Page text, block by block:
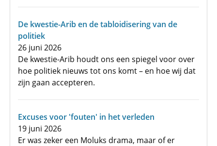
De kwestie-Arib en de tabloidisering van de
politiek
26 juni 2026
De kwestie-Arib houdt ons een spiegel voor over
hoe politiek nieuws tot ons komt – en hoe wij dat
zijn gaan accepteren.
Excuses voor 'fouten' in het verleden
19 juni 2026
Er was zeker een Moluks drama, maar of er